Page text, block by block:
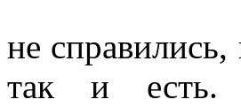
не справились,
так и